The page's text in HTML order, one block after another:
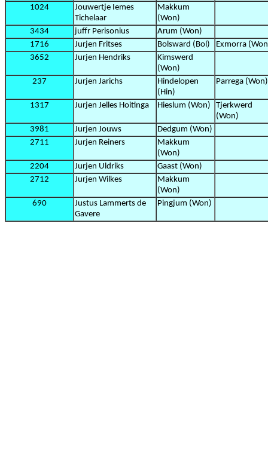
1024
Jouwertje Iemes
Tichelaar
Makkum
(Won)
3434
juffr Perisonius
Arum (Won)
1716
Jurjen Fritses Bolsward (Bol)
Exmorra
3652
Jurjen Hendriks
Kimswerd
(Won)
237
Jurjen Jarichs
Hindelopen
(Hin)
Parrega (Won)
1317 Jurjen Jelles Hoitinga Hieslum (Won)
Tjerkwerd
(Won)
3981
Jurjen Jouws
Dedgum (Won)
2711
Jurjen Reiners
Makkum
(Won)
2204
Jurjen Uldriks
Gaast (Won)
2712
Jurjen Wilkes
Makkum
(Won)
690
Justus Lammerts de
Gavere
Pingjum (Won)